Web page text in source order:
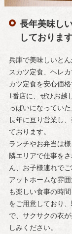
長年美味し
しておりま
兵庫で美味しいと
スカツ定食、ヘレ
カツ定食を安心価
1番店に、ぜひお越
っぱいになってい
長年に亘り営業し
ております。
ランチやお弁当は
隣エリアで仕事を
ん、お子様連れで
アットホームな雰
も楽しい食事の時
をご用意しており
で、サクサクの衣
しみください。